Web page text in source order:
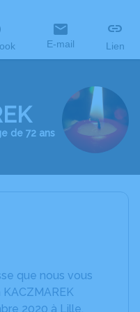
E-mail Lien
de 72 ans
que nous vous
2020 à Lille.